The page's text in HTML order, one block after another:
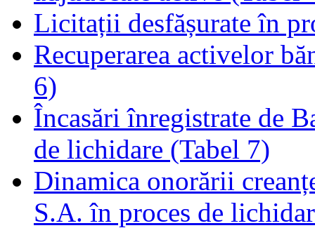
Licitații desfășurate în
Recuperarea activelor
6)
Încasări înregistrate de
de lichidare (Tabel 7)
Dinamica onorării
S.A. în proces de